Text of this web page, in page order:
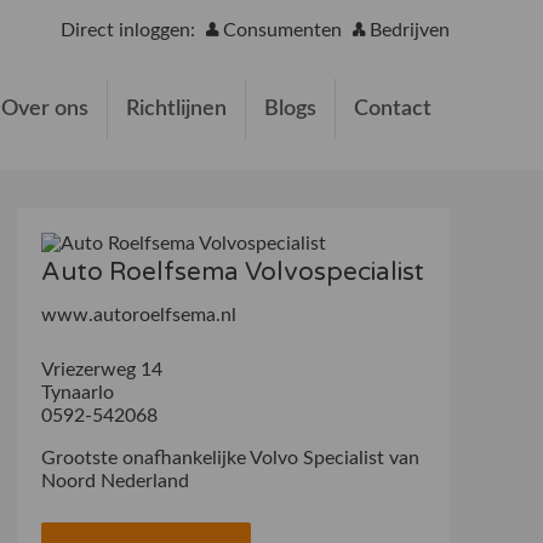
Direct inloggen: Consumenten Bedrijven
Over ons Richtlijnen Blogs Contact
Auto Roelfsema Volvospecialist
www.autoroelfsema.nl
Vriezerweg 14
Tynaarlo
0592-542068
Grootste onafhankelijke Volvo Specialist van
Noord Nederland